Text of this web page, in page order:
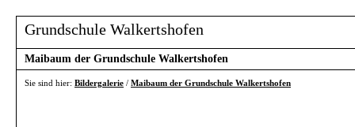
Grundschule Walkertshofen
Maibaum der Grundschule Walkertshofen
Sie sind hier: Bildergalerie / Maibaum der Grundschule Walkertshofen